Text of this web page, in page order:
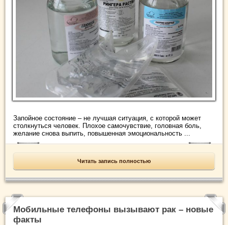
Запойное состояние – не лучшая ситуация, с которой может
столкнуться человек. Плохое самочувствие, головная боль,
желание снова выпить, повышенная эмоциональность ...
Читать запись полностью
Мобильные телефоны вызывают рак – новые
факты